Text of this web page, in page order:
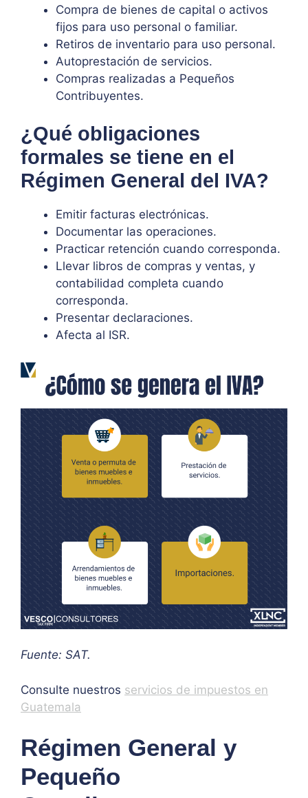
Compra de bienes de capital o activos
fijos para uso personal o familiar.
Retiros de inventario para uso personal.
Autoprestación de servicios.
Compras realizadas a Pequeños
Contribuyentes.
¿Qué obligaciones
formales se tiene en el
Régimen General del IVA?
Emitir facturas electrónicas.
Documentar las operaciones.
Practicar retención cuando corresponda.
Llevar libros de compras y ventas, y
contabilidad completa cuando
corresponda.
Presentar declaraciones.
Afecta al ISR.
Fuente: SAT.
Consulte nuestros servicios de impuestos en
Guatemala
Régimen General y
Pequeño